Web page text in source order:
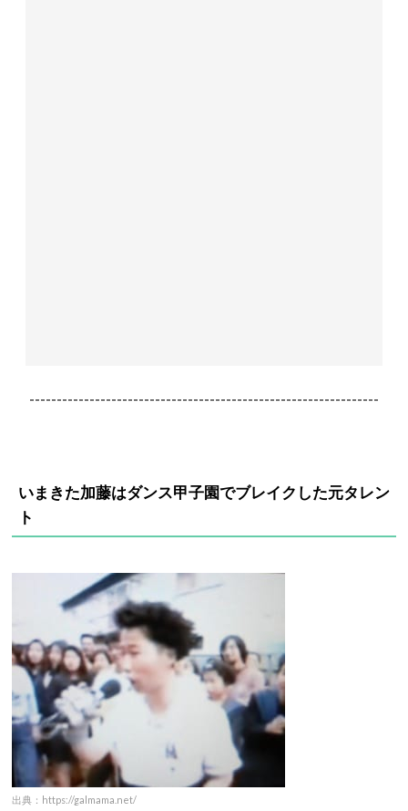
----------------------------------------------------------------
いまきた加藤はダンス甲子園でブレイクした元タレン
ト
出典：https://galmama.net/